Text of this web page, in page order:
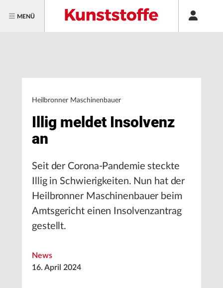
MENÜ
Heilbronner Maschinenbauer
Illig meldet Insolvenz
an
Seit der Corona-Pandemie steckte
Illig in Schwierigkeiten. Nun hat der
Heilbronner Maschinenbauer beim
Amtsgericht einen Insolvenzantrag
gestellt.
News
16. April 2024